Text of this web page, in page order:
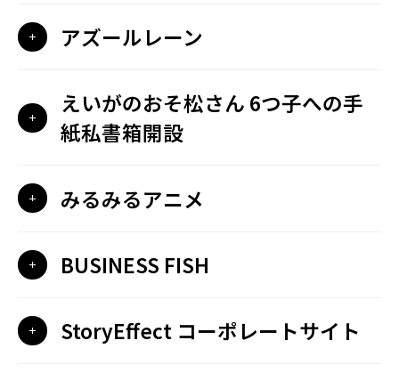
アズールレーン
えいがのおそ松さん 6つ子への手
紙私書箱開設
みるみるアニメ
BUSINESS FISH
StoryEffect コーポレートサイト